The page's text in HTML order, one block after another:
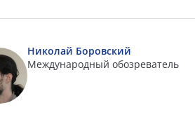
Николай Боровский
Международный обозреватель